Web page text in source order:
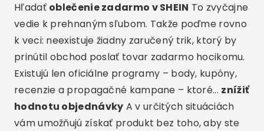
Hľadať oblečenie zadarmo v SHEIN To zvyčajne
vedie k prehnaným sľubom. Takže poďme rovno
k veci: neexistuje žiadny zaručený trik, ktorý by
prinútil obchod poslať tovar zadarmo hocikomu.
Existujú len oficiálne programy – body, kupóny,
recenzie a propagačné kampane – ktoré... znížiť
hodnotu objednávky A v určitých situáciách
vám umožňujú získať produkt bez toho, aby ste